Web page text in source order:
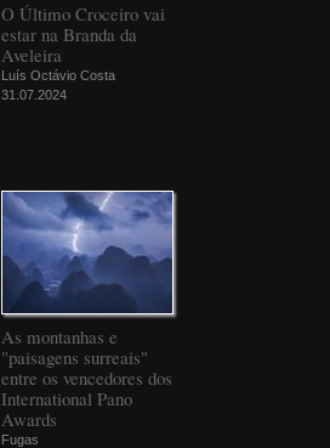
O Último Croceiro vai
estar na Branda da
Aveleira
Luís Octávio Costa
31.07.2024
As montanhas e
"paisagens surreais"
entre os vencedores dos
International Pano
Awards
Fugas